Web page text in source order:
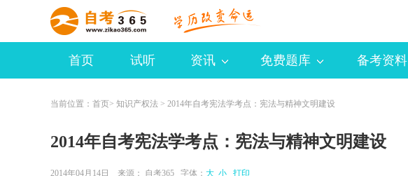
首页 试听 资讯 免费题库 备考资料
当前位置： 首页> 知识产权法 > 2014年自考宪法学考点：宪法与精神文明建设
2014年自考宪法学考点：宪法与精神文明建设
2014年04月14日 来源： 自考365 字体： 大 小 打印